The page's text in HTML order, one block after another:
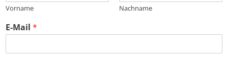
Vorname Nachname
E-Mail *